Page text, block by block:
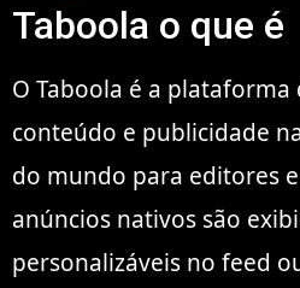
Taboola o que é
O Taboola é a
conteúdo e publicidade
do mundo para editores
anúncios nativos são
personalizáveis ​​no feed